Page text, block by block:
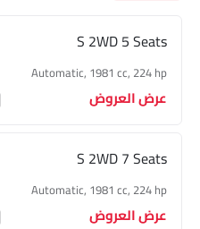
S 2WD 5 Seats
Automatic, 1981 cc, 224 hp
عرض العروض
S 2WD 7 Seats
Automatic, 1981 cc, 224 hp
عرض العروض